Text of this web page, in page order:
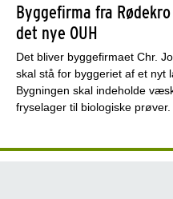
Byggefirma fra
det nye OUH
Det bliver byggefirmaet Chr.
skal stå for byggeriet af et nyt
Bygningen skal indeholde
fryselager til biologiske prøver.